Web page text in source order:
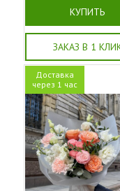
КУПИТЬ
ЗАКАЗ В 1
Доставка
через 1 час